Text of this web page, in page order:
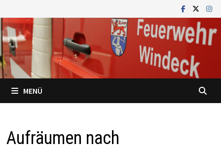
Inhalt
springen
MENÜ
Aufräumen nach